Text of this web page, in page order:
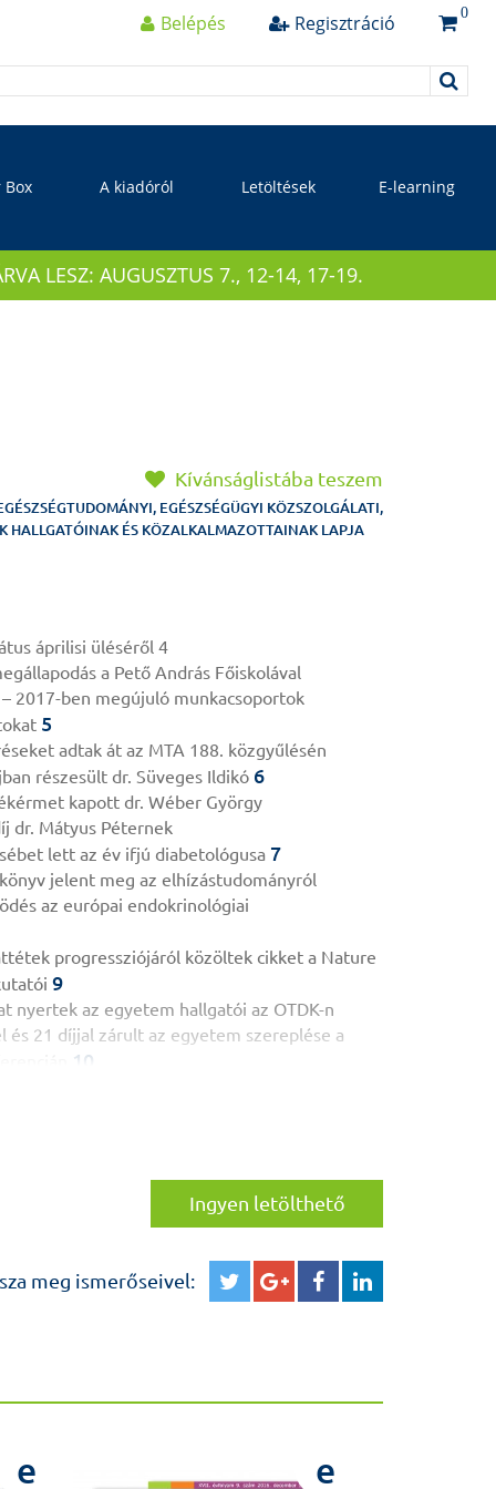
Belépés Regisztráció 0
Box A kiadóról Letöltések E-learning
LESZ: AUGUSZTUS 7., 12-14, 17-19.
Kívánságlistába teszem
EGÉSZSÉGÜGYI KÖZSZOLGÁLATI,
HALLGATÓINAK ÉS KÖZALKALMAZOTTAINAK LAPJA
áprilisi üléséről 4
a Pető András Főiskolával
2017-ben megújuló munkacsoportok
5
adtak át az MTA 188. közgyűlésén
részesült dr. Süveges Ildikó 6
kapott dr. Wéber György
dr. Mátyus Péternek
lett az év ifjú diabetológusa 7
jelent meg az elhízástudományról
az európai endokrinológiai
progressziójáról közöltek cikket a Nature
9
nyertek az egyetem hallgatói az OTDK-n
és 21 díjjal zárult az egyetem szereplése a
10
A jó csapat és a hivatás szeretete
University had an official visit in
találkozása a Kerpel Tehetségnapon
Könyvfesztiválon is bemutatkozott a
és poszter a 30. ünnepi EMSOS
az áprilisi Kutatói Szalonban17
Ingyen letölthető
meg ismerőseivel:
e e